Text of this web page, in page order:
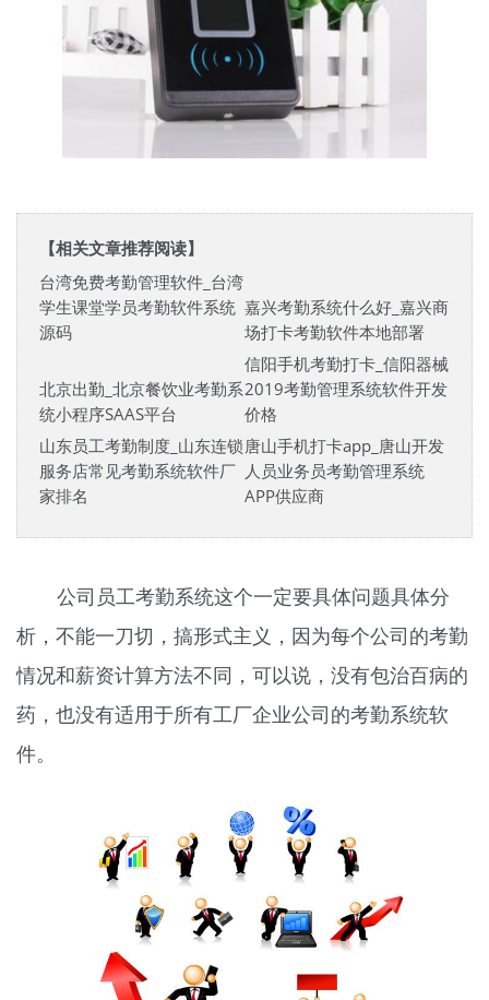
【相关文章推荐阅读】
台湾免费考勤管理软件_台湾
学生课堂学员考勤软件系统
源码
嘉兴考勤系统什么好_嘉兴商
场打卡考勤软件本地部署
北京出勤_北京餐饮业考勤系
统小程序SAAS平台
信阳手机考勤打卡_信阳器械
2019考勤管理系统软件开发
价格
山东员工考勤制度_山东连锁
服务店常见考勤系统软件厂
家排名
唐山手机打卡app_唐山开发
人员业务员考勤管理系统
APP供应商
公司员工考勤系统这个一定要具体问题具体分
析，不能一刀切，搞形式主义，因为每个公司的考勤
情况和薪资计算方法不同，可以说，没有包治百病的
药，也没有适用于所有工厂企业公司的考勤系统软
件。